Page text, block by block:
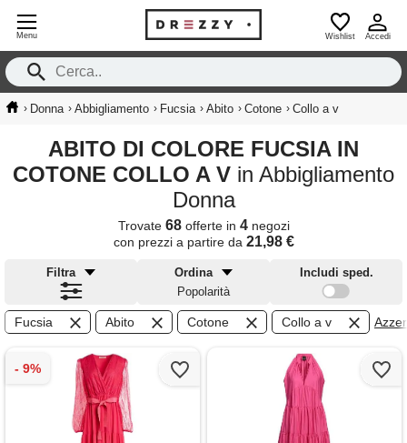
Menu Wishlist Accedi
› Donna › Abbigliamento › Fucsia › Abito › Cotone › Collo a v
ABITO DI COLORE FUCSIA IN
COTONE COLLO A V in Abbigliamento
Donna
Trovate 68offerte in 4negozi
con prezzi a partire da 21,98 €
Filtra
Ordina
Popolarità
Includi sped.
Fucsia Abito Cotone Collo a v